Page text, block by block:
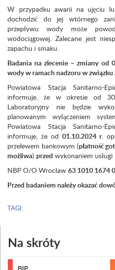
W przypadku awarii na ujęciu
dochodzić do jej wtórnego
przepływu wody może
wodociągowej. Zalecane jest
zapachu i smaku.
Badania na zlecenie – zmiany od
wody w ramach nadzoru w związku
Powiatowa Stacja Sanitarno-
informuje, że w okresie od
Laboratoryjny nie będzie
planowanym wyłączeniem
Powiatowa Stacja Sanitarno-
informuje, że od 01.10.2024 r.
przelewem bankowym (płatność
możliwa) przed wykonaniem
NBP O/O Wrocław 63 1010 1674
Przed badaniem należy okazać
TAGI:
Na skróty